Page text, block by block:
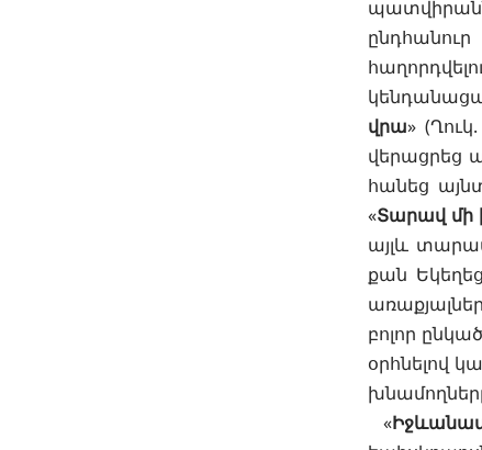
վրա» (
վերացրեց
հանեց
«Տարավ մի
այլև
քան
բոլոր
օրհնելով
«